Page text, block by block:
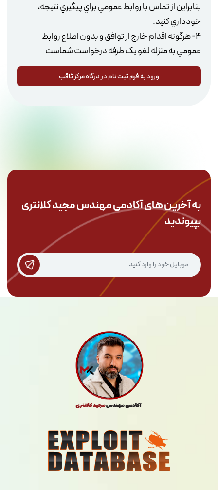
بنابراين از تماس با روابط عمومي براي پيگيري نتيجه،
4- هرگونه اقدام خارج از توافق و بدون اطلاع روابط
عمومي به منزله لغو يک طرفه درخواست شماست
ورود به فرم ثبت نام در درگاه مرکز ثاقب
ورود به فرم ثبت نام در درگاه مرکز ثاقب
به آخرین های آکادمیمهندس مجید کلانتری
بپیوندید